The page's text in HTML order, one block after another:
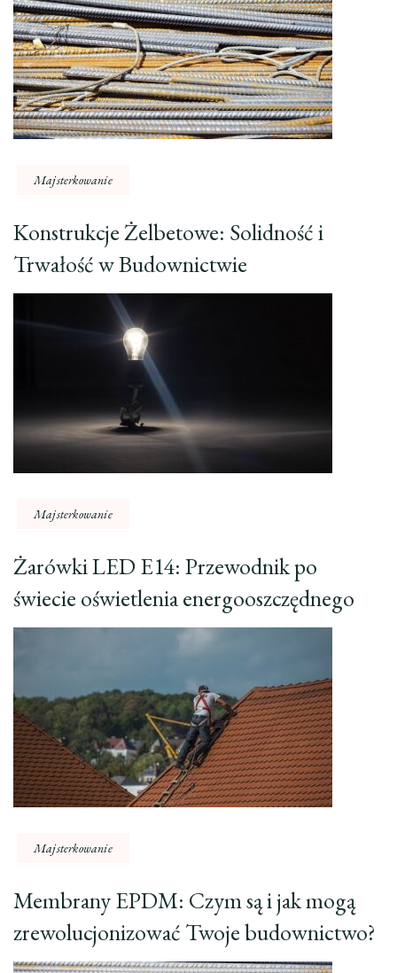
Majsterkowanie
Konstrukcje Żelbetowe: Solidność i
Trwałość w Budownictwie
Majsterkowanie
Żarówki LED E14: Przewodnik po
świecie oświetlenia energooszczędnego
Majsterkowanie
Membrany EPDM: Czym są i jak mogą
zrewolucjonizować Twoje budownictwo?